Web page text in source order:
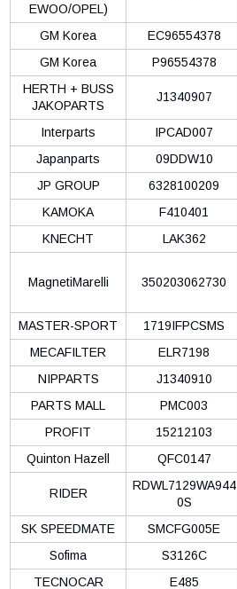
EWOO/OPEL)
GM Korea EC96554378
GM Korea
P96554378
HERTH + BUSS
JAKOPARTS
J1340907
Interparts IPCAD007
Japanparts
09DDW10
JP GROUP
6328100209
KAMOKA
F410401
KNECHT
LAK362
MagnetiMarelli 350203062730
MASTER-SPORT 1719IFPCSMS
MECAFILTER
ELR7198
NIPPARTS
J1340910
PARTS MALL
PMC003
PROFIT
15212103
Quinton Hazell
QFC0147
RIDER
RDWL7129WA944
0S
SK SPEEDMATE SMCFG005E
Sofima
S3126C
TECNOCAR
E485